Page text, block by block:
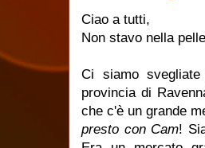
Ciao a tutti,
Non stavo nella
Ci siamo
provincia di
che c'è un grande
presto con Cam!